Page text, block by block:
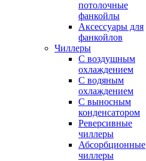
потолочные
фанкойлы
Аксессуары для
фанкойлов
Чиллеры
С воздушным
охлаждением
С водяным
охлаждением
С выносным
конденсатором
Реверсивные
чиллеры
Абсорбционные
чиллеры